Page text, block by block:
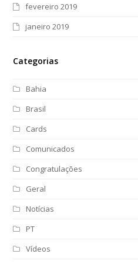
fevereiro 2019
janeiro 2019
Categorias
Bahia
Brasil
Cards
Comunicados
Congratulações
Geral
Notícias
PT
Vídeos